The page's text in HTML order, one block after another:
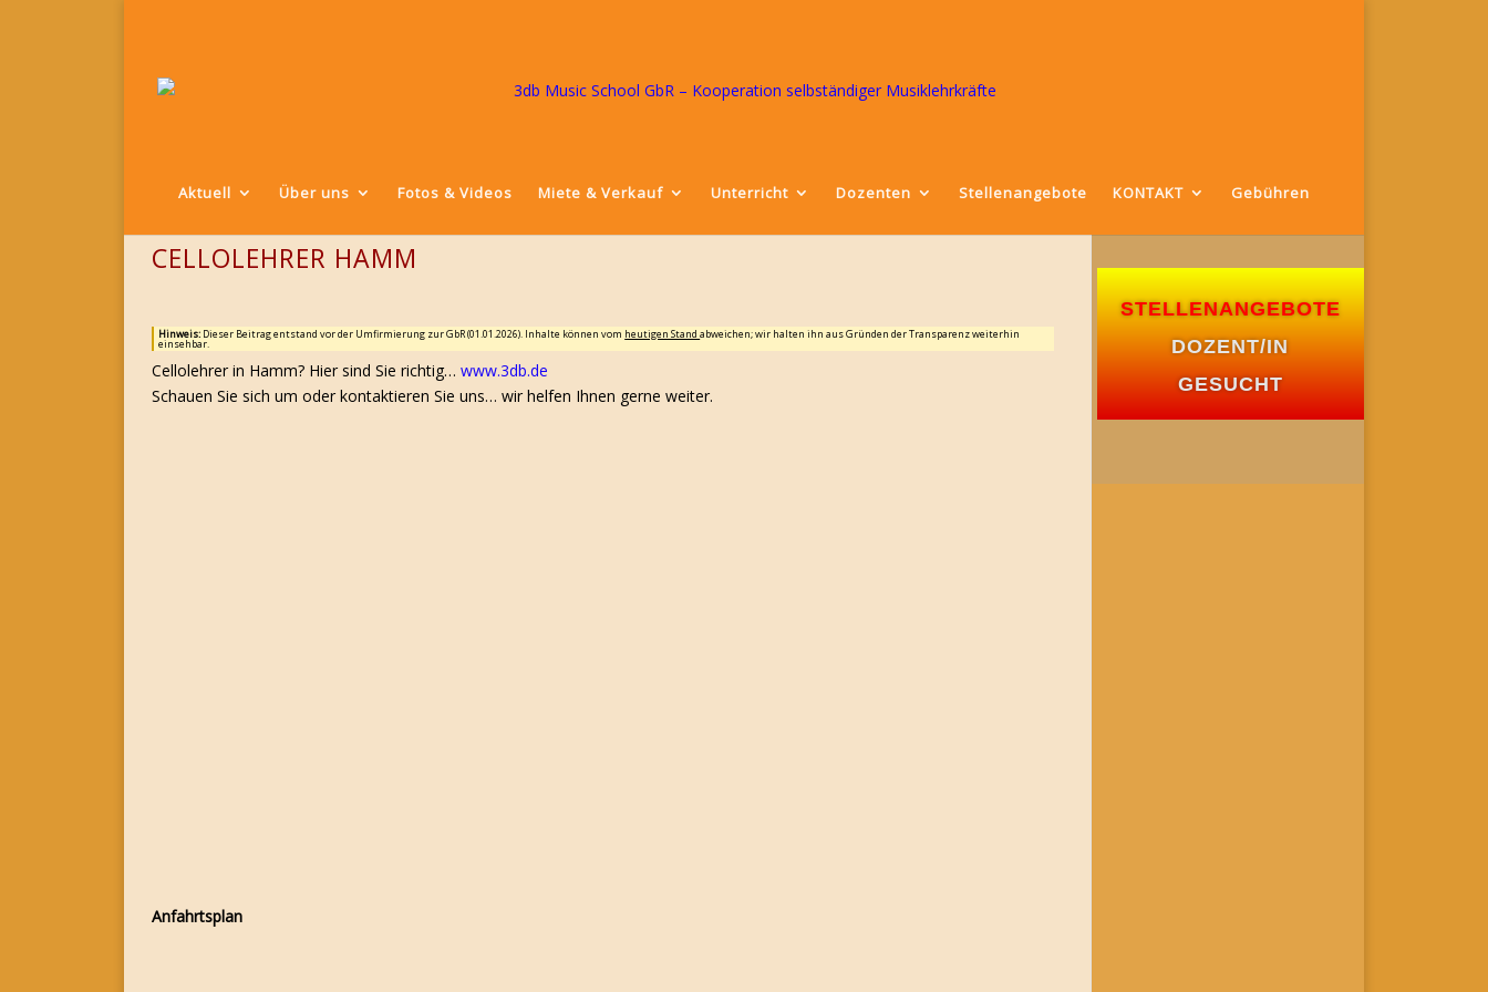
Aktuell Über uns Fotos & Videos Miete & Verkauf Unterricht Dozenten Stellenangebote KONTAKT Gebühren
CELLOLEHRER HAMM
Hinweis: Dieser Beitrag entstand vor der Umfirmierung zur GbR (01.01.2026). Inhalte können vom heutigen Standabweichen; wir halten ihn aus Gründen der Transparenz weiterhin
einsehbar.
Cellolehrer in Hamm? Hier sind Sie richtig…www.3db.de
Schauen Sie sich um oder kontaktieren Sie uns… wir helfen Ihnen gerne weiter.
Anfahrtsplan
STELLENANGEBOTE
DOZENT/IN
GESUCHT